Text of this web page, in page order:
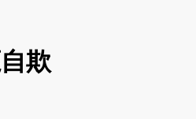
欺